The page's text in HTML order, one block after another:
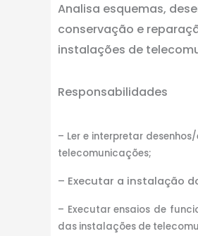
Analisa esquemas,
conservação e
instalações de
Responsabilidades
– Ler e interpretar
telecomunicações;
– Executar a instalação
– Executar ensaios de
das instalações de